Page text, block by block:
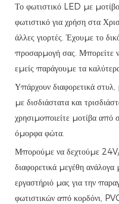
Το φωτιστικό LED με
φωτιστικό για χρήση στα
άλλες γιορτές. Έχουμε το
προσαρμογή σας. Μπορείτε
εμείς παράγουμε τα
Υπάρχουν διαφορετικά
με δισδιάστατα και
χρησιμοποιείτε μοτίβα
όμορφα φώτα.
Μπορούμε να δεχτούμε
διαφορετικά μεγέθη
εργαστήριό μας για την
φωτιστικών από κορδόνι,